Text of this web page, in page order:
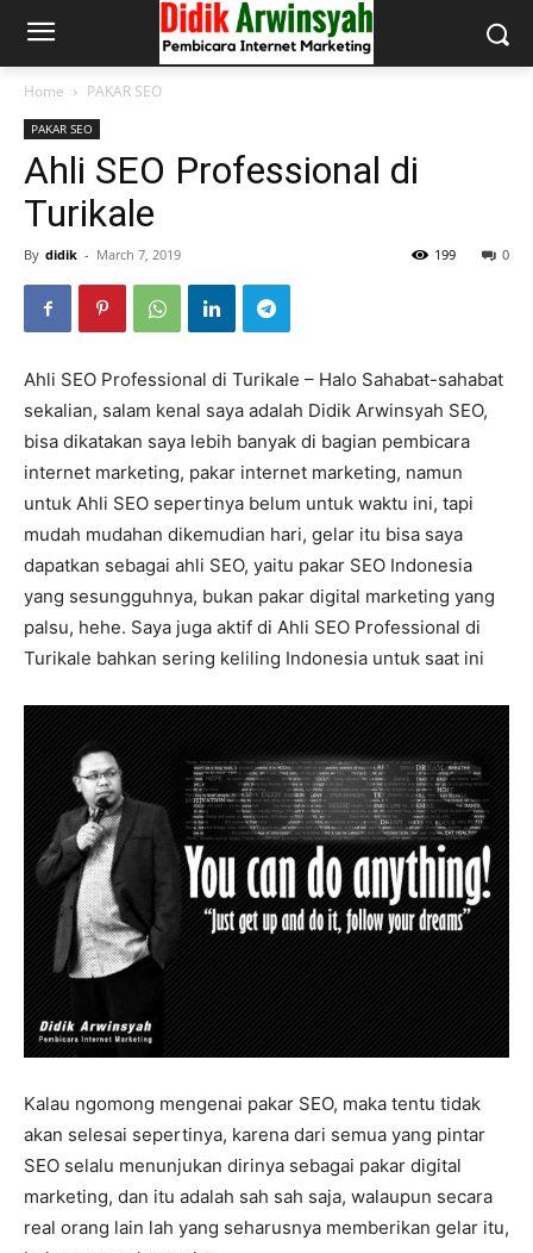
Home PAKAR SEO
PAKAR SEO
Ahli SEO Professional di
Turikale
By didik - March 7, 2019 0
199
Ahli SEO Professional di Turikale – Halo Sahabat-sahabat
sekalian, salam kenal saya adalah Didik Arwinsyah SEO,
bisa dikatakan saya lebih banyak di bagian pembicara
internet marketing, pakar internet marketing, namun
untuk Ahli SEO sepertinya belum untuk waktu ini, tapi
mudah mudahan dikemudian hari, gelar itu bisa saya
dapatkan sebagai ahli SEO, yaitu pakar SEO Indonesia
yang sesungguhnya, bukan pakar digital marketing yang
palsu, hehe. Saya juga aktif di Ahli SEO Professional di
Turikale bahkan sering keliling Indonesia untuk saat ini
Kalau ngomong mengenai pakar SEO, maka tentu tidak
akan selesai sepertinya, karena dari semua yang pintar
SEO selalu menunjukan dirinya sebagai pakar digital
marketing, dan itu adalah sah sah saja, walaupun secara
real orang lain lah yang seharusnya memberikan gelar itu,